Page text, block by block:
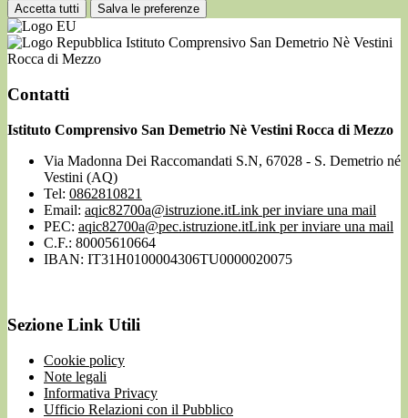
Accetta tutti Salva le preferenze
Istituto Comprensivo San Demetrio Nè Vestini
Rocca di Mezzo
Contatti
Istituto Comprensivo San Demetrio Nè Vestini Rocca di Mezzo
Via Madonna Dei Raccomandati S.N, 67028 - S. Demetrio né
Vestini (AQ)
Tel: 0862810821
Email: aqic82700a@istruzione.itLink per inviare una mail
PEC: aqic82700a@pec.istruzione.itLink per inviare una mail
C.F.: 80005610664
IBAN: IT31H0100004306TU0000020075
Sezione Link Utili
Cookie policy
Note legali
Informativa Privacy
Ufficio Relazioni con il Pubblico